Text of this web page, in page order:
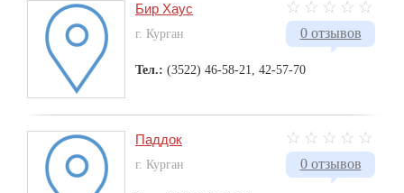
0 отзывов
Бир Хаус
г. Курган
Тел.: (3522) 46-58-21, 42-57-70
0 отзывов
Паддок
г. Курган